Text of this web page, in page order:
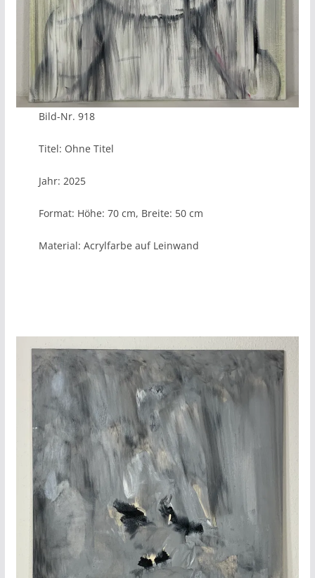
Bild-Nr. 918
Titel: Ohne Titel
Jahr: 2025
Format: Höhe: 70 cm, Breite: 50 cm
Material: Acrylfarbe auf Leinwand